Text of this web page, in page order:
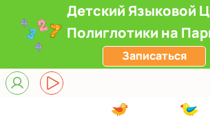
Детский Языковой
Полиглотики на
Записаться